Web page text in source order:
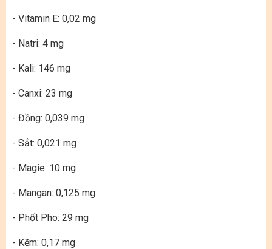
- Vitamin E: 0,02 mg
- Natri: 4 mg
- Kali: 146 mg
- Canxi: 23 mg
- Đồng: 0,039 mg
- Sắt: 0,021 mg
- Magie: 10 mg
- Mangan: 0,125 mg
- Phốt Pho: 29 mg
- Kẽm: 0,17 mg